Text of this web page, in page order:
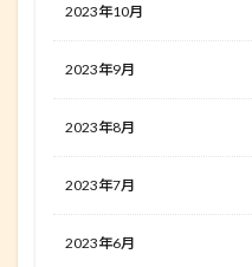
2023年10月
2023年9月
2023年8月
2023年7月
2023年6月